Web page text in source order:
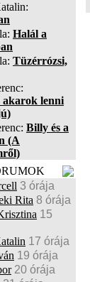
Halál a
Tüzérrózsi,
akarok lenni
Billy és a
(A
3 órája
Rita 8 órája
15
17 órája
19 órája
20 órája